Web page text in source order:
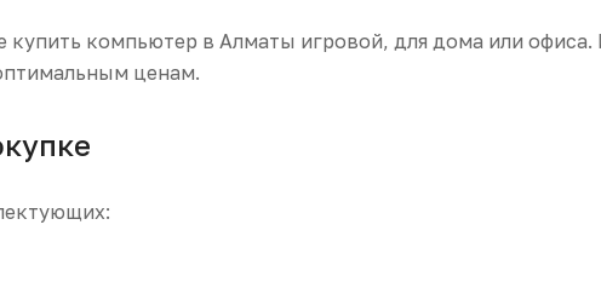
купить компьютер в Алматы игровой, для дома или
ценам.